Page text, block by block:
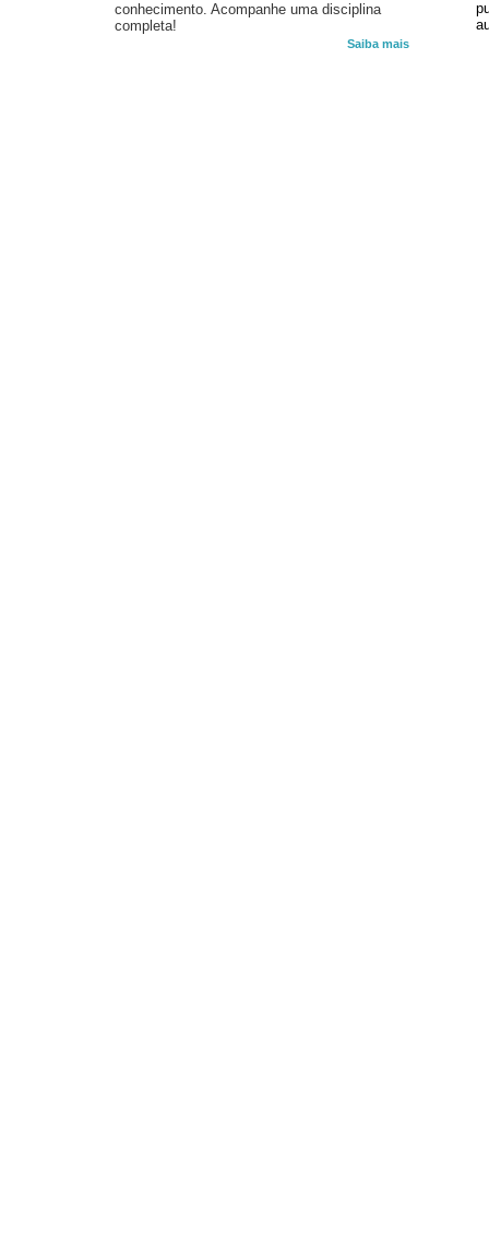
conhecimento. Acompanhe uma disciplina
completa!
Saiba mais